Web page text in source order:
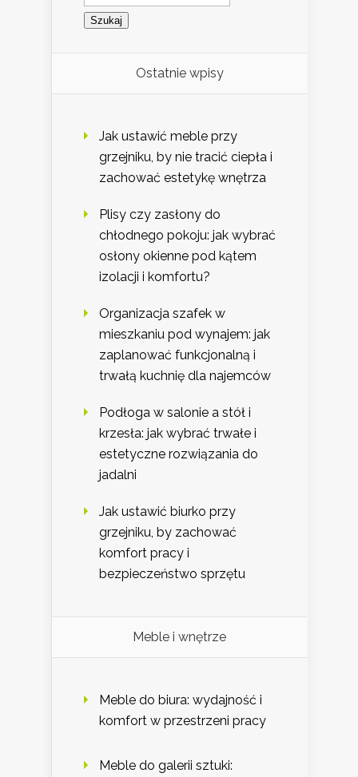
Ostatnie wpisy
Jak ustawić meble przy
grzejniku, by nie tracić ciepła i
zachować estetykę wnętrza
Plisy czy zasłony do
chłodnego pokoju: jak wybrać
osłony okienne pod kątem
izolacji i komfortu?
Organizacja szafek w
mieszkaniu pod wynajem: jak
zaplanować funkcjonalną i
trwałą kuchnię dla najemców
Podłoga w salonie a stół i
krzesła: jak wybrać trwałe i
estetyczne rozwiązania do
jadalni
Jak ustawić biurko przy
grzejniku, by zachować
komfort pracy i
bezpieczeństwo sprzętu
Meble i wnętrze
Meble do biura: wydajność i
komfort w przestrzeni pracy
Meble do galerii sztuki: